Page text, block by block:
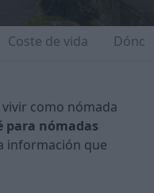
Coste de vida
vivir como nómada
para nómadas
información que